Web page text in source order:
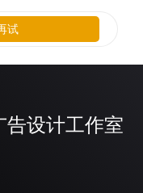
告设计工作室
试